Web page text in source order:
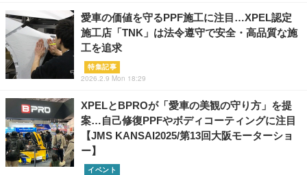
愛車の価値を守るPPF施工に注目…XPEL認定
施工店「TNK」は法令遵守で安全・高品質な施
工を追求
特集記事
2026.2.9 Mon 18:29
XPELとBPROが「愛車の美観の守り方」を提
案…自己修復PPFやボディコーティングに注目
【JMS KANSAI2025/第13回大阪モーターショ
ー】
イベント